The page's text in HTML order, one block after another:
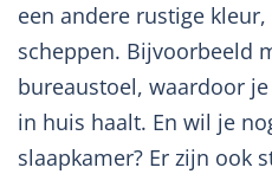
een andere rustige
scheppen. Bijvoorbeeld
bureaustoel, waardoor
in huis haalt. En wil je
slaapkamer? Er zijn ook